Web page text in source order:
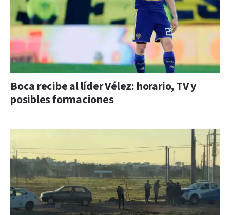
Boca recibe al líder Vélez: horario, TV y
posibles formaciones